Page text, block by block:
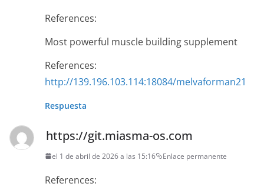
References:
Most powerful muscle building supplement
References:
http://139.196.103.114:18084/melvaforman21
Respuesta
https://git.miasma-os.com
el 1 de abril de 2026 a las 15:16 Enlace permanente
References: